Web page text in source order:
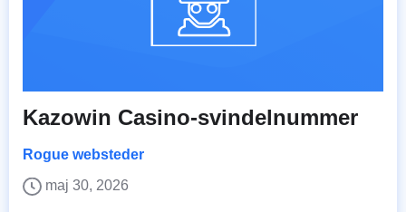
Kazowin Casino-svindelnummer
Rogue websteder
maj 30, 2026